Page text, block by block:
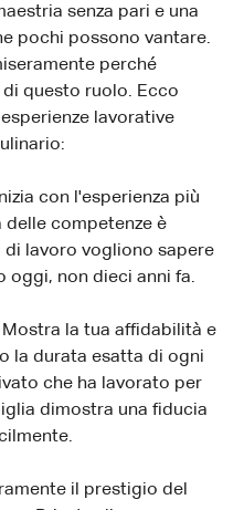
senza pari e una
pochi possono vantare.
perché
questo ruolo. Ecco
lavorative
con l'esperienza più
delle competenze è
lavoro vogliono sapere
oggi, non dieci anni fa.
Mostra la tua affidabilità e
la durata esatta di ogni
che ha lavorato per
dimostra una fiducia
il prestigio del